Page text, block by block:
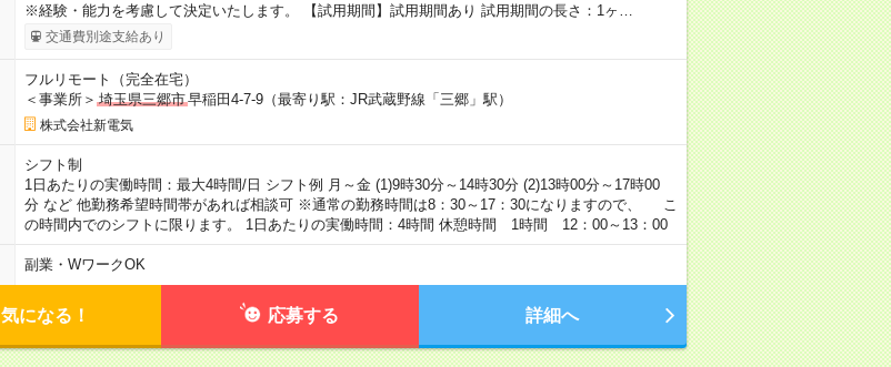
※経験・能力を考慮して決定いたします。 【試用期間】試用期間あり 試用期間の長さ：1ヶ…
交通費別途支給あり
フルリモート（完全在宅）
＜事業所＞ 埼玉県三郷市早稲田4-7-9（最寄り駅：JR武蔵野線「三郷」駅）
株式会社新電気
シフト制
1日あたりの実働時間：最大4時間/日 シフト例 月～金 (1)9時30分～14時30分 (2)13時00分～17時00
分 など 他勤務希望時間帯があれば相談可 ※通常の勤務時間は8：30～17：30になりますので、 こ
の時間内でのシフトに限ります。 1日あたりの実働時間：4時間 休憩時間 1時間 12：00～13：00
副業・WワークOK
気になる！ 応募する 詳細へ